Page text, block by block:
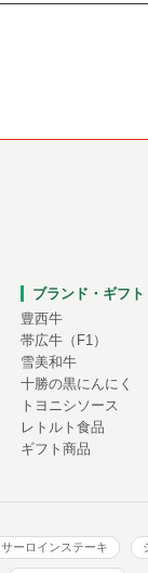
ブランド・ギフト
豊西牛
帯広牛（F1）
雪美和牛
十勝の黒にんにく
トヨニシソース
レトルト食品
ギフト商品
サーロインステーキ